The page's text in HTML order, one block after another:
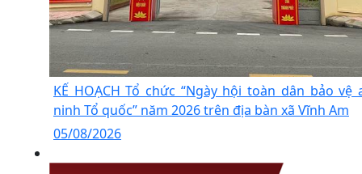
KẾ HOẠCH Tổ chức “Ngày hội toàn dân bảo vệ
ninh Tổ quốc” năm 2026 trên địa bàn xã Vĩnh Am
05/08/2026